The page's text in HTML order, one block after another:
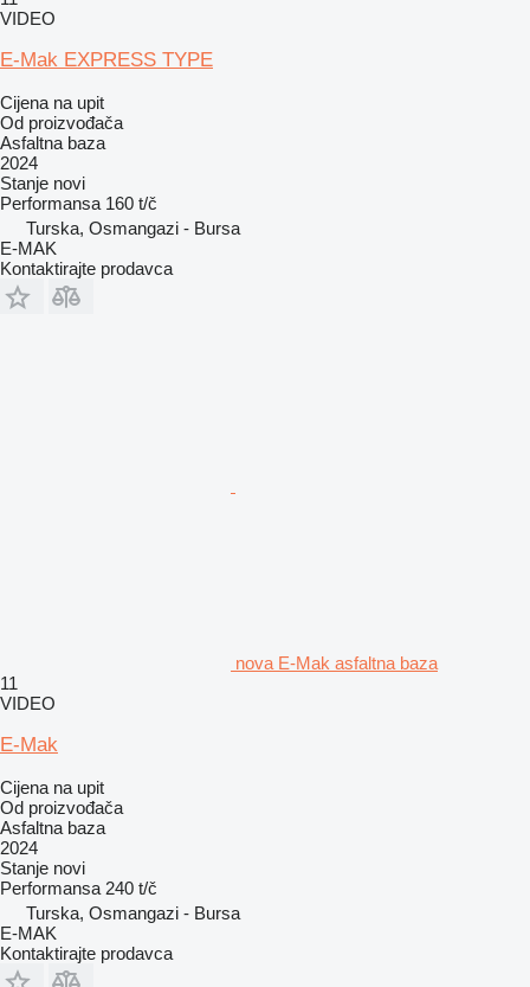
VIDEO
E-Mak EXPRESS TYPE
Cijena na upit
Od proizvođača
Asfaltna baza
2024
Stanje novi
Performansa 160 t/č
Turska, Osmangazi - Bursa
E-MAK
Kontaktirajte prodavca
nova E-Mak asfaltna baza
11
VIDEO
E-Mak
Cijena na upit
Od proizvođača
Asfaltna baza
2024
Stanje novi
Performansa 240 t/č
Turska, Osmangazi - Bursa
E-MAK
Kontaktirajte prodavca